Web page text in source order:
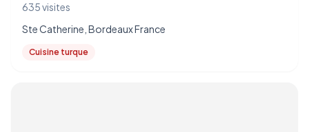
635 visites
Ste Catherine, Bordeaux France
Cuisine turque